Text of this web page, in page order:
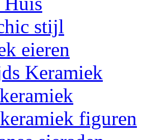
stijl
eieren
Keramiek
figuren